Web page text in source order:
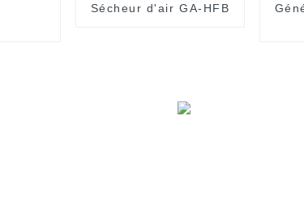
Sécheur d'air GA-HFB